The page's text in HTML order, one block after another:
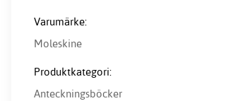
Varumärke:
Moleskine
Produktkategori:
Anteckningsböcker